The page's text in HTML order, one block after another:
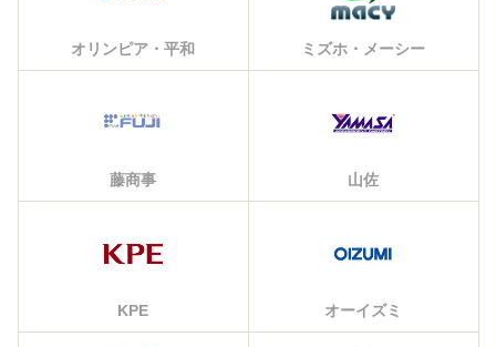
オリンピア・平和 ミズホ・メーシー
藤商事 山佐
KPE オーイズミ